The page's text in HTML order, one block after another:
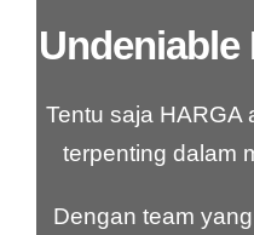
Undeniable
Tentu saja HARGA
terpenting dalam
Dengan team